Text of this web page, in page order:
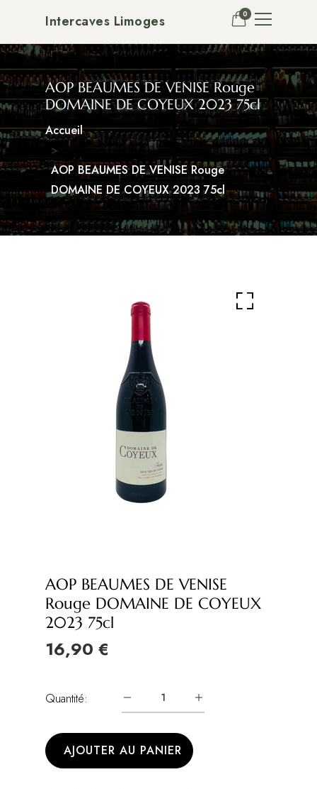
Intercaves Limoges 0
AOP BEAUMES DE VENISE Rouge
DOMAINE DE COYEUX 2023 75cl
Accueil
AOP BEAUMES DE VENISE Rouge
DOMAINE DE COYEUX 2023 75cl
AOP BEAUMES DE VENISE
Rouge DOMAINE DE COYEUX
2023 75cl
16,90 €
Quantité:
AJOUTER AU PANIER